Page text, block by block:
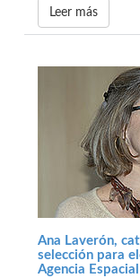
Leer más
Ana Laverón,
selección para
Agencia